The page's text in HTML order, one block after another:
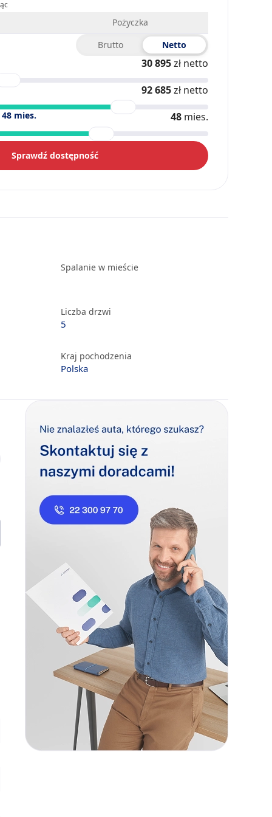
Pożyczka
Brutto
Netto
30 895zł netto
92 685zł netto
48 mies. 48 mies.
Sprawdź dostępność
Spalanie w mieście
Liczba drzwi
5
Kraj pochodzenia
Polska